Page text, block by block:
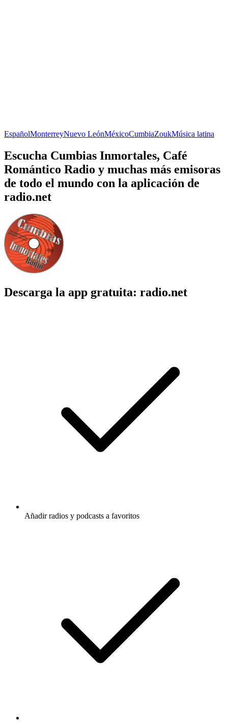
EspañolMonterreyNuevo LeónMéxicoCumbiaZoukMúsica latina
Escucha Cumbias Inmortales, Café
Romántico Radio y muchas más emisoras
de todo el mundo con la aplicación de
radio.net
Descarga la app gratuita: radio.net
Añadir radios y podcasts a favoritos